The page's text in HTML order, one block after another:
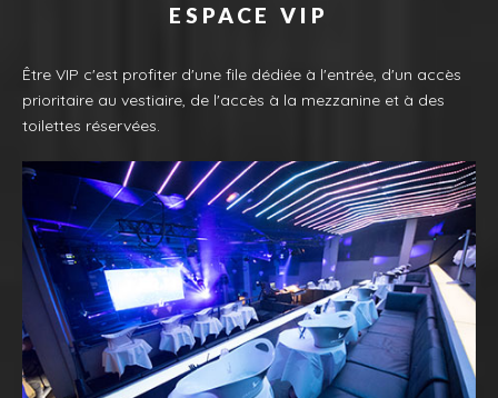
ESPACE VIP
Être VIP c'est profiter d'une file dédiée à l'entrée, d'un accès
prioritaire au vestiaire, de l'accès à la mezzanine et à des
toilettes réservées.